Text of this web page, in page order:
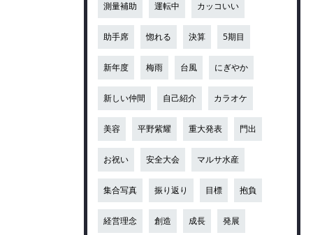
測量補助 運転中 カッコいい
助手席 惚れる 決算 5期目
新年度 梅雨 台風 にぎやか
新しい仲間 自己紹介 カラオケ
美容 平野紫耀 重大発表 門出
お祝い 安全大会 マルサ水産
集合写真 振り返り 目標 抱負
経営理念 創造 成長 発展